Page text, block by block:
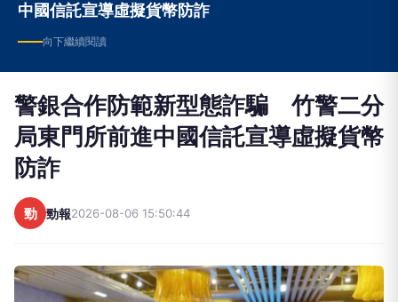
中國信託宣導虛擬貨幣防詐
向下繼續閱讀
警銀合作防範新型態詐騙 竹警二分
局東門所前進中國信託宣導虛擬貨幣
防詐
勁 勁報2026-08-06 15:50:44